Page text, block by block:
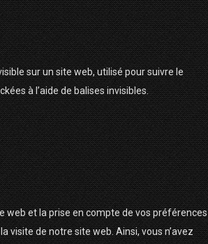
sur un site web, utilisé pour suivre le
à l’aide de balises invisibles.
et la prise en compte de vos préférences
visite de notre site web. Ainsi, vous n’avez